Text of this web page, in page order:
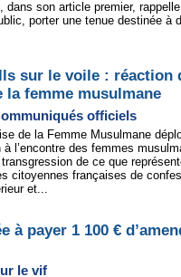
dans son article premier,
porter une tenue destinée à
sur le voile : réaction
la femme musulmane
officiels
de la Femme Musulmane
l’encontre des femmes
de ce que
citoyennes françaises de
et...
à payer 1 100 €
le vif